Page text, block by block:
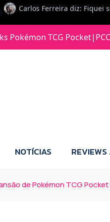
Jonas diz: Estou
Pokémon TCG Pocket|
NOTÍCIAS REVIEWS
de Pokémon TCG